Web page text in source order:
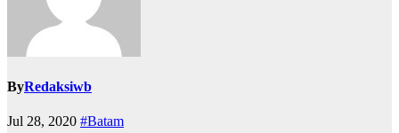
ByRedaksiwb
Jul 28, 2020 #Batam